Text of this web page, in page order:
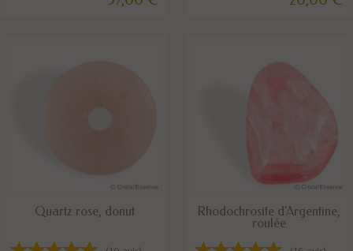
DISPONIBLE
Quartz rose, donut DISPONIBLE
Rhodochrosite d'Argentine,
roulée